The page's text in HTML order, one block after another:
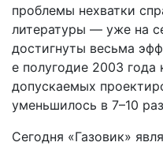
проблемы нехватки
литературы — уже на
достигнуты весьма
е полугодие 2003 года
допускаемых
уменьшилось в 7–10
Сегодня «Газовик»